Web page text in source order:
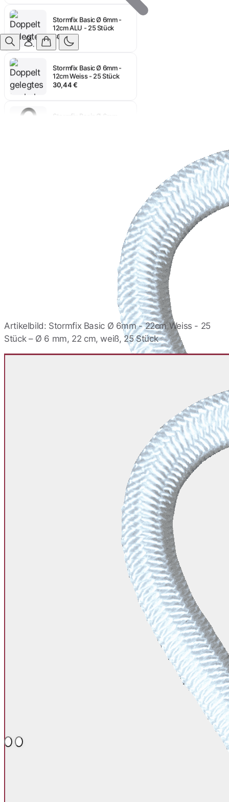
Anmelden
12cm ALU - 25 Stück
30,44 €
12cm Weiss - 25 Stück
30,44 €
12cm Schwarz - 25 Stück
Stormfix Basic Ø 6mm -
10cm Schwarz - 25 Stück
Stormfix Basic Ø 6mm -
12cm Weiss - 25 Stück
Artikelbild: Stormfix Basic Ø 6mm - 22cm Weiss - 25
Stück – Ø 6 mm, 22 cm, weiß, 25 Stück